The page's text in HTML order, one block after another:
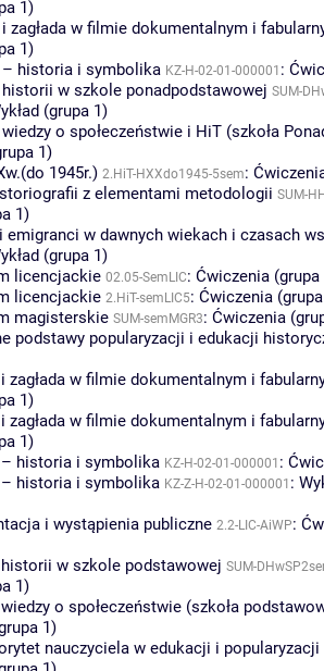
1)
zagłada w filmie dokumentalnym i
1)
– historia i symbolika KZ-H-02-01-000001 :
w szkole ponadpodstawowej SUM-
(grupa 1)
o społeczeństwie i HiT (szkoła
1)
1945r.) 2.HiT-HXXdo1945-5sem:
z elementami metodologii SUM-
1)
w dawnych wiekach i czasach
(grupa 1)
licencjackie 02.05-SemLIC: Ćwiczenia (grupa
licencjackie 2.HiT-semLIC5: Ćwiczenia
magisterskie SUM-semMGR3: Ćwiczenia
podstawy popularyzacji i edukacji
zagłada w filmie dokumentalnym i
1)
zagłada w filmie dokumentalnym i
1)
historia i symbolika KZ-H-02-01-000001 :
historia i symbolika KZ-Z-H-02-01-000001 :
i wystąpienia publiczne 2.2-LIC-AiWP:
w szkole podstawowej SUM-
1)
o społeczeństwie (szkoła
1)
nauczyciela w edukacji i